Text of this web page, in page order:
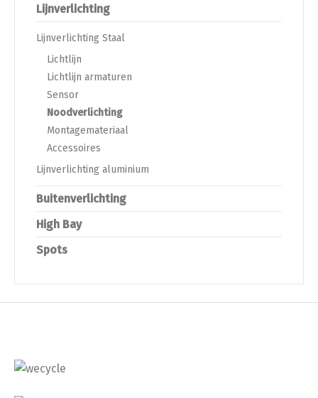
Lijnverlichting
Lijnverlichting Staal
Lichtlijn
Lichtlijn armaturen
Sensor
Noodverlichting
Montagemateriaal
Accessoires
Lijnverlichting aluminium
Buitenverlichting
High Bay
Spots